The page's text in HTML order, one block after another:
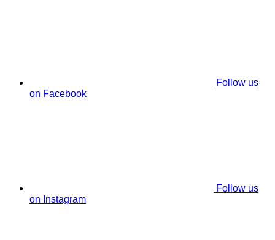
Follow us
on Facebook
Follow us
on Instagram